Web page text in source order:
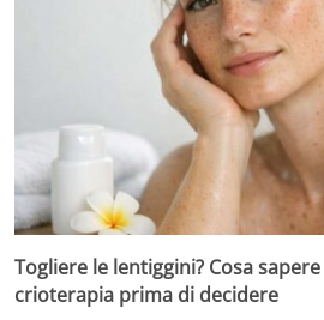
Togliere le lentiggini? Cosa
crioterapia prima di decidere